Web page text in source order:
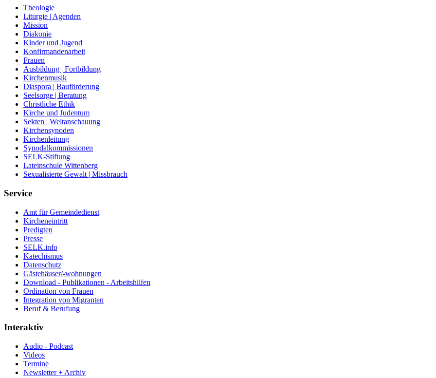
Theologie
Liturgie | Agenden
Mission
Diakonie
Kinder und Jugend
Konfirmandenarbeit
Frauen
Ausbildung | Fortbildung
Kirchenmusik
Diaspora | Bauförderung
Seelsorge | Beratung
Christliche Ethik
Kirche und Judentum
Sekten | Weltanschauung
Kirchensynoden
Kirchenleitung
Synodalkommissionen
SELK-Stiftung
Lateinschule Wittenberg
Sexualisierte Gewalt | Missbrauch
Service
Amt für Gemeindedienst
Kircheneintritt
Predigten
Presse
SELK.info
Katechismus
Datenschutz
Gästehäuser/-wohnungen
Download - Publikationen - Arbeitshilfen
Ordination von Frauen
Integration von Migranten
Beruf & Berufung
Interaktiv
Audio - Podcast
Videos
Termine
Newsletter + Archiv